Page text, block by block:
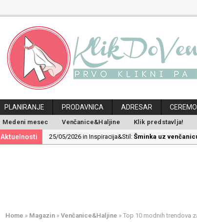
PLANIRANJE PRODAVNICA ADRESAR
Medeni mesec Venčanice&Haljine Klik predstavlja!
Aktuelnosti 25/05/2026 in Inspiracija&Stil: Šminka uz
Home » Magazin » Venčanice&Haljine » Top 10 modnih trendova